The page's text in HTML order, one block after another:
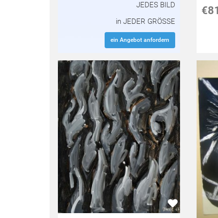
JEDES BILD
in JEDER GRÖSSE
ein Angebot anfordern